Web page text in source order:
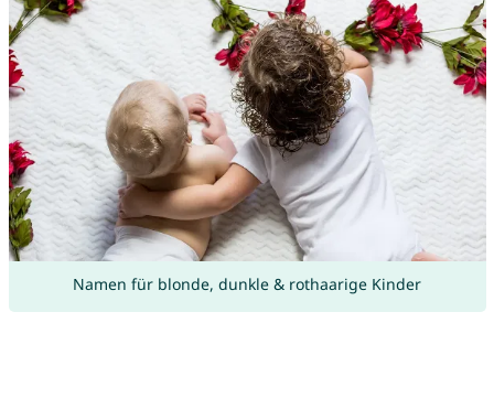
Namen für blonde, dunkle & rothaarige Kinder